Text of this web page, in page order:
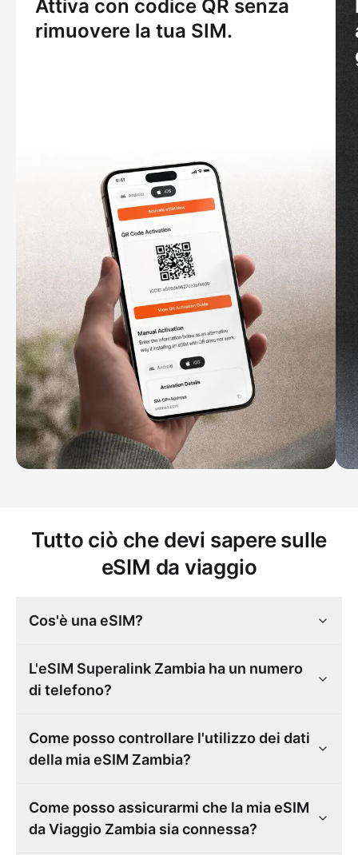
Attiva con codice QR senza
rimuovere la tua SIM.
Tutto ciò che devi sapere sulle
eSIM da viaggio
Cos'è una eSIM?
L'eSIM Superalink Zambia ha un numero
di telefono?
Come posso controllare l'utilizzo dei dati
della mia eSIM Zambia?
Come posso assicurarmi che la mia eSIM
da Viaggio Zambia sia connessa?